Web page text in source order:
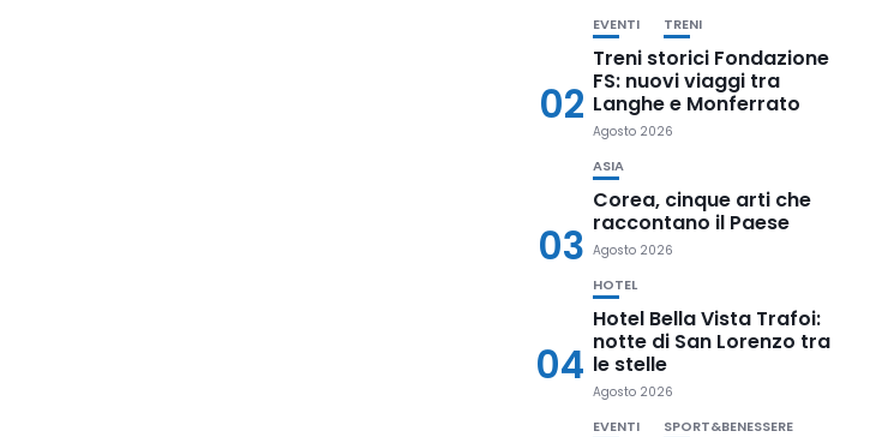
02
EVENTI TRENI
Treni storici Fondazione
FS: nuovi viaggi tra
Langhe e Monferrato
Agosto 2026
03
ASIA
Corea, cinque arti che
raccontano il Paese
Agosto 2026
04
HOTEL
Hotel Bella Vista Trafoi:
notte di San Lorenzo tra
le stelle
Agosto 2026
EVENTI SPORT&BENESSERE